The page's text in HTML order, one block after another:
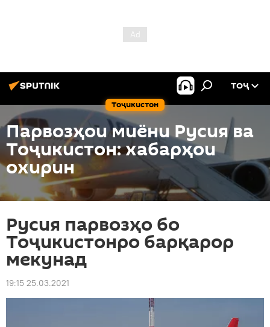
Тоҷикистон
ТОҶ
Парвозҳои миёни Русия ва
Тоҷикистон: хабарҳои
охирин
Русия парвозҳо бо
Тоҷикистонро барқарор
мекунад
19:15 25.03.2021